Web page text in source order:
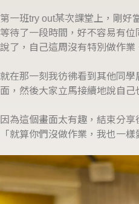
第一班try out某次課堂上，剛好
等待了一段時間，好不容易有
說了，自己這周沒有特別做作業
就在那一刻我彷彿看到其他同
面，然後大家立馬接續地說自己
因為這個畫面太有趣，結束分享
「就算你們沒做作業，我也一樣